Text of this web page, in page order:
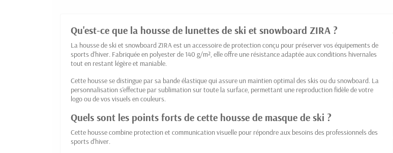
Qu'est-ce que la housse de lunettes de ski et snowboard ZIRA ?
La housse de ski et snowboard ZIRA est un accessoire de protection conçu pour préserver vos équipements de
sports d'hiver. Fabriquée en polyester de 140 g/m², elle offre une résistance adaptée aux conditions hivernales
tout en restant légère et maniable.
Cette housse se distingue par sa bande élastique qui assure un maintien optimal des skis ou du snowboard. La
personnalisation s'effectue par sublimation sur toute la surface, permettant une reproduction fidèle de votre
logo ou de vos visuels en couleurs.
Quels sont les points forts de cette housse de masque de ski ?
Cette housse combine protection et communication visuelle pour répondre aux besoins des professionnels des
sports d'hiver.